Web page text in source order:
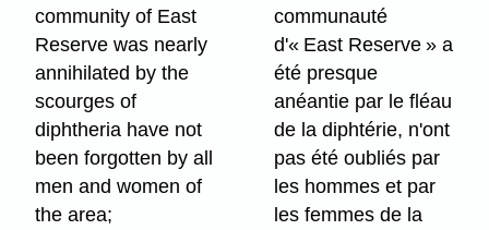
community of East
Reserve was nearly
annihilated by the
scourges of
diphtheria have not
been forgotten by all
men and women of
the area;
communauté
d'« East Reserve » a
été presque
anéantie par le fléau
de la diphtérie, n'ont
pas été oubliés par
les hommes et par
les femmes de la